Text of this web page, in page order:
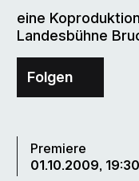
eine
Landesbühne
Folgen
Premiere
01.10.2009, 19:30